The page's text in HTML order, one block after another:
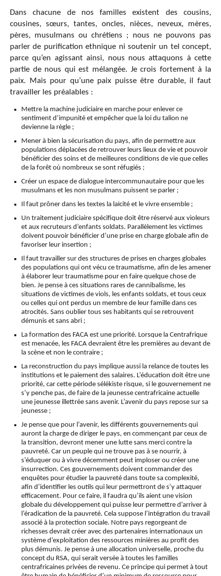
Dans chacune de nos familles existent des cousins,
cousines, sœurs, tantes, oncles, nièces, neveux, mères,
pères, musulmans ou chrétiens ; nous ne pouvons pas
parler de purification ethnique ni soutenir un tel concept,
parce qu’en agissant ainsi, nous nous attaquons à cette
partie de nous qui est mélangée. Je crois fortement à la
paix. Mais pour qu’une paix puisse être durable, il faut
travailler les préalables :
Mettre la machine judiciaire en marche pour enlever ce
sentiment d’impunité et empêcher que la loi du talion ne
devienne la règle ;
Mener à bien la sécurisation du pays, afin de permettre aux
populations déplacées de retrouver leurs lieux de vie et pouvoir
bénéficier des soins et de meilleures conditions de vie que celles
de la forêt où nombreux se sont réfugiés ;
Créer un espace de dialogue intercommunautaire pour que les
musulmans et les non musulmans puissent se parler ;
Il faut prôner dans les textes la laïcité et le vivre ensemble ;
Un traitement judiciaire spécifique doit être réservé aux violeurs
et aux recruteurs d’enfants soldats. Parallèlement les victimes
doivent pouvoir bénéficier d’une prise en charge globale afin de
favoriser leur insertion ;
Il faut travailler sur des structures de prises en charges globales
des populations qui ont vécu ce traumatisme, afin de les amener
à élaborer leur traumatisme pour en faire quelque chose de
bien. Je pense à ces situations rares de cannibalisme, les
situations de victimes de viols, les enfants soldats, et tous ceux
ou celles qui ont perdus un membre de leur famille dans ces
atrocités. Sans oublier tous ses habitants qui se retrouvent
démunis et sans abri ;
La formation des FACA est une priorité. Lorsque la Centrafrique
est menacée, les FACA devraient être les premières au devant de
la scène et non le contraire ;
La reconstruction du pays implique aussi la relance de toutes les
institutions et le paiement des salaires. L’éducation doit être une
priorité, car cette période sélékiste risque, si le gouvernement ne
s’y penche pas, de faire de la jeunesse centrafricaine actuelle
une jeunesse illettrée sans avenir. L’avenir du pays repose sur sa
jeunesse ;
Je pense que pour l’avenir, les différents gouvernements qui
auront la charge de diriger le pays, en commençant par ceux de
la transition, devront mener une lutte sans merci contre la
pauvreté. Car un peuple qui ne trouve pas à se nourrir, à
s’éduquer ou à vivre décemment peut imploser ou créer une
insurrection. Ces gouvernements doivent commander des
enquêtes pour étudier la pauvreté dans toute sa complexité,
afin d’identifier les outils qui leur permettront de s’y attaquer
efficacement. Pour ce faire, il faudra qu’ils aient une vision
globale du développement qui puisse leur permettre d’arriver à
l’éradication de la pauvreté. Cela suppose l’intégration du travail
associé à la protection sociale. Notre pays regorgeant de
richesses devrait créer avec des partenaires internationaux un
système d’exploitation des ressources minières au profit des
plus démunis. Je pense à une allocation universelle, proche du
concept du RSA, qui serait versée à toutes les familles
centrafricaines privées de revenu. Ce principe qui permet à tout